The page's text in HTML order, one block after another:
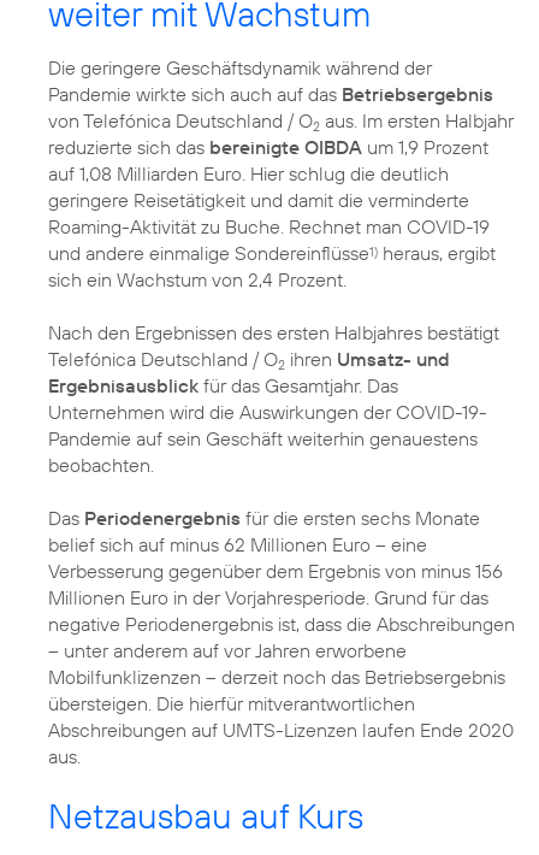
weiter mit Wachstum
Die geringere Geschäftsdynamik während der
Pandemie wirkte sich auch auf das Betriebsergebnis
von Telefónica Deutschland / O2 aus. Im ersten Halbjahr
reduzierte sich das bereinigte OIBDA um 1,9 Prozent
auf 1,08 Milliarden Euro. Hier schlug die deutlich
geringere Reisetätigkeit und damit die verminderte
Roaming-Aktivität zu Buche. Rechnet man COVID-19
und andere einmalige Sondereinflüsse1) heraus, ergibt
sich ein Wachstum von 2,4 Prozent.
Nach den Ergebnissen des ersten Halbjahres bestätigt
Telefónica Deutschland / O2 ihren Umsatz- und
Ergebnisausblick für das Gesamtjahr. Das
Unternehmen wird die Auswirkungen der COVID-19-
Pandemie auf sein Geschäft weiterhin genauestens
beobachten.
Das Periodenergebnis für die ersten sechs Monate
belief sich auf minus 62 Millionen Euro – eine
Verbesserung gegenüber dem Ergebnis von minus 156
Millionen Euro in der Vorjahresperiode. Grund für das
negative Periodenergebnis ist, dass die Abschreibungen
– unter anderem auf vor Jahren erworbene
Mobilfunklizenzen – derzeit noch das Betriebsergebnis
übersteigen. Die hierfür mitverantwortlichen
Abschreibungen auf UMTS-Lizenzen laufen Ende 2020
aus.
Netzausbau auf Kurs